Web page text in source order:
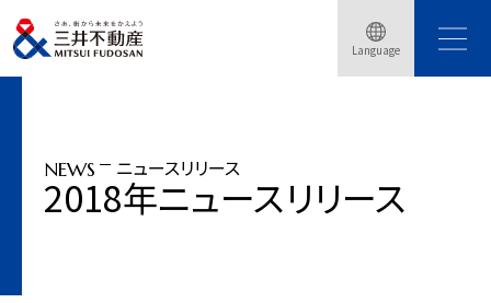
Language
トップページ ニュースリリース
体験型展示イベント「ふつうじゃない2020展 by 三井不動産」開催
NEWS ニュースリリース
2018年ニュースリリース